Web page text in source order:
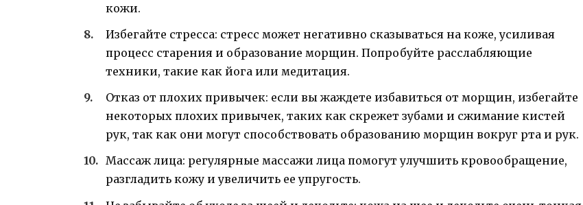
кожи.
Избегайте стресса: стресс может негативно сказываться на коже, усиливая
процесс старения и образование морщин. Попробуйте расслабляющие
техники, такие как йога или медитация.
Отказ от плохих привычек: если вы жаждете избавиться от морщин, избегайте
некоторых плохих привычек, таких как скрежет зубами и сжимание кистей
рук, так как они могут способствовать образованию морщин вокруг рта и рук.
Массаж лица: регулярные массажи лица помогут улучшить кровообращение,
разгладить кожу и увеличить ее упругость.